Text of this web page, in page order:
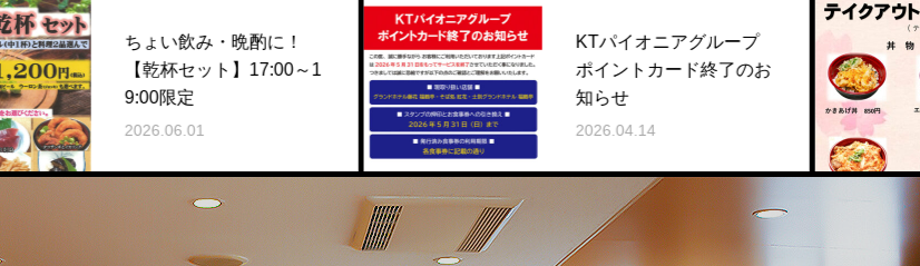
ちょい飲み・晩酌に！
【乾杯セット】17:00～1
9:00限定
2026.06.01
KTパイオニアグループ
ポイントカード終了のお
知らせ
2026.04.14